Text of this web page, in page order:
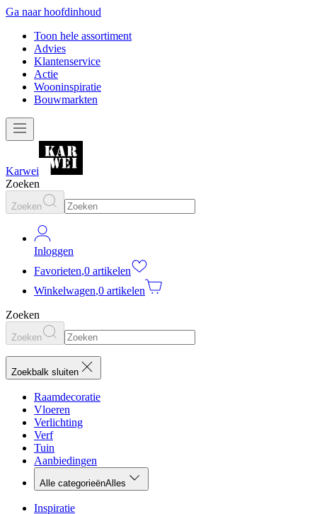
Ga naar hoofdinhoud
Toon hele assortiment
Advies
Klantenservice
Actie
Wooninspiratie
Bouwmarkten
Karwei
Zoeken
Zoeken
Inloggen
Favorieten,0 artikelen
Winkelwagen,0 artikelen
Zoeken
Zoeken
Zoekbalk sluiten
Raamdecoratie
Vloeren
Verlichting
Verf
Tuin
Aanbiedingen
Alle categorieënAlles
Inspiratie